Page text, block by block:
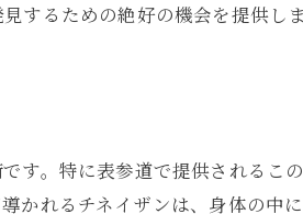
するための絶好の機会を提供し
す。特に表参道で提供されるこ
かれるチネイザンは、身体の中